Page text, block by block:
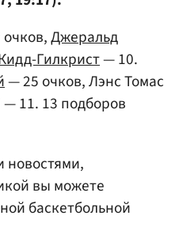
Джеральд
Гилкрист— 10.
— 25 очков, Лэнс Томас
— 11. 13 подборов
новостями,
вы можете
баскетбольной